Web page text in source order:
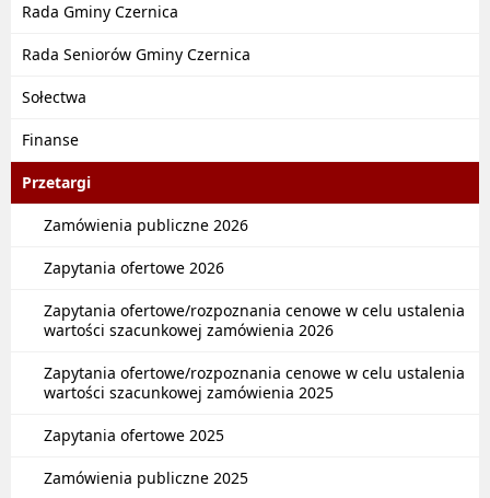
Rada Gminy Czernica
Rada Seniorów Gminy Czernica
Sołectwa
Finanse
Przetargi
Zamówienia publiczne 2026
Zapytania ofertowe 2026
Zapytania ofertowe/rozpoznania cenowe w celu ustalenia
wartości szacunkowej zamówienia 2026
Zapytania ofertowe/rozpoznania cenowe w celu ustalenia
wartości szacunkowej zamówienia 2025
Zapytania ofertowe 2025
Zamówienia publiczne 2025